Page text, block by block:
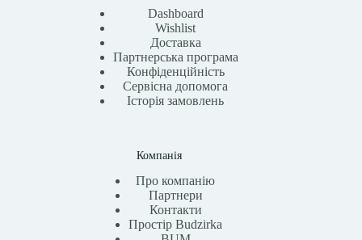
Dashboard
Wishlist
Доставка
Партнерська програма
Конфіденційність
Сервісна допомога
Історія замовлень
Компанія
Про компанію
Партнери
Контакти
Простір Budzirka